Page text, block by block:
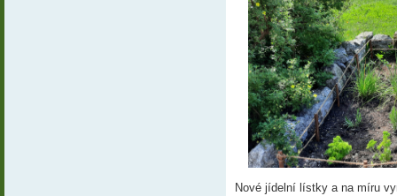
Nové jídelní lístky a na míru